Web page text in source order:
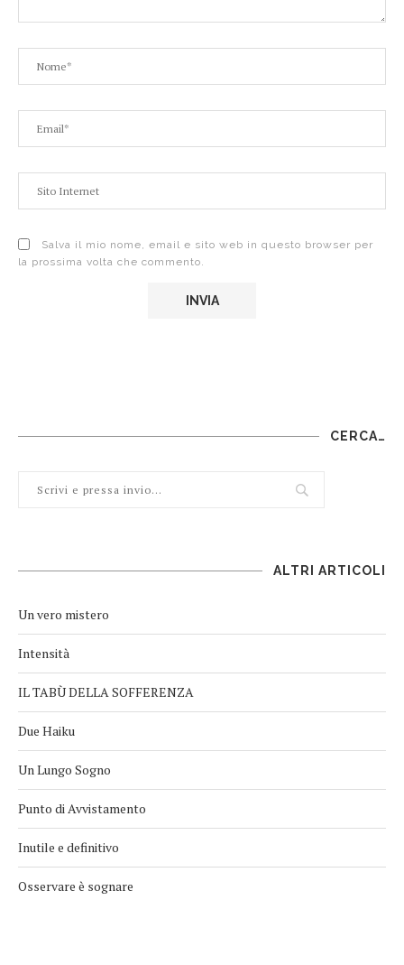
Salva il mio nome, email e sito web in questo browser per
la prossima volta che commento.
CERCA…
ALTRI ARTICOLI
Un vero mistero
Intensità
IL TABÙ DELLA SOFFERENZA
Due Haiku
Un Lungo Sogno
Punto di Avvistamento
Inutile e definitivo
Osservare è sognare